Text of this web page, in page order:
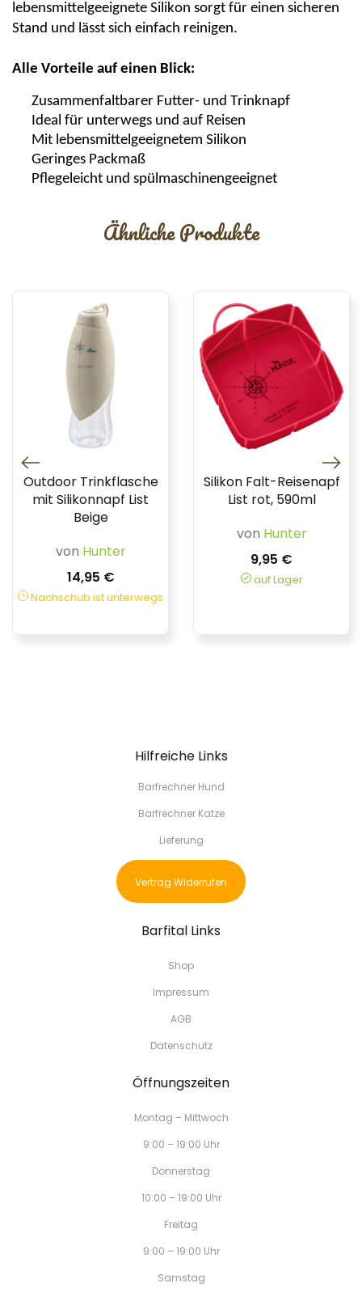
lebensmittelgeeignete Silikon sorgt für einen sicheren
Stand und lässt sich einfach reinigen.
Alle Vorteile auf einen Blick:
Zusammenfaltbarer Futter- und Trinknapf
Ideal für unterwegs und auf Reisen
Mit lebensmittelgeeignetem Silikon
Geringes Packmaß
Pflegeleicht und spülmaschinengeeignet
Ähnliche Produkte
Outdoor Trinkflasche
mit Silikonnapf List
Beige
von Hunter
14,95 €
Nachschub ist unterwegs
Silikon Falt-Reisenapf
List rot, 590ml
von Hunter
9,95 €
auf Lager
Hilfreiche Links
Barfrechner Hund
Barfrechner Katze
Lieferung
Vertrag Widerrufen
Barfital Links
Shop
Impressum
AGB
Datenschutz
Öffnungszeiten
Montag – Mittwoch
9:00 – 19:00 Uhr
Donnerstag
10:00 – 19:00 Uhr
Freitag
9:00 – 19:00 Uhr
Samstag